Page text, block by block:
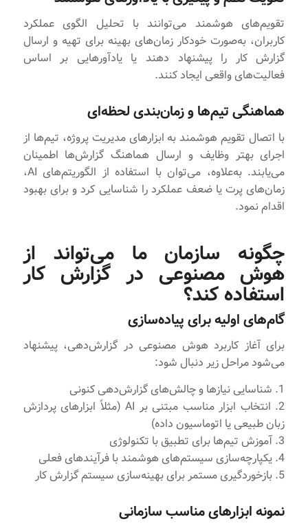
تقویم‌های هوشمند می‌توانند با تحلیل الگوی عملکرد
کاربران، به‌صورت خودکار زمان‌های بهینه برای تهیه و ارسال
گزارش‌ کار را پیشنهاد دهند یا یادآورهایی بر اساس
فعالیت‌های واقعی ایجاد کنند.
هماهنگی تیم‌ها و زمان‌بندی لحظه‌ای
با اتصال تقویم هوشمند به ابزارهای مدیریت پروژه، تیم‌ها از
اجرای بهتر وظایف و ارسال هماهنگ گزارش‌ها اطمینان
می‌یابند. به‌علاوه، می‌توان با استفاده از الگوریتم‌های AI،
زمان‌های پرت یا ضعف عملکرد را شناسایی کرد و برای بهبود
اقدام نمود.
چگونه سازمان ما می‌تواند از
هوش مصنوعی در گزارش‌ کار
استفاده کند؟
گام‌های اولیه برای پیاده‌سازی
برای آغاز کاربرد هوش مصنوعی در گزارش‌دهی، پیشنهاد
می‌شود مراحل زیر دنبال شود:
1. شناسایی نیازها و چالش‌های گزارش‌دهی کنونی
2. انتخاب ابزار مناسب مبتنی بر AI (مثلاً ابزارهای پردازش
زبان طبیعی یا اتوماسیون داده)
3. آموزش تیم‌ها برای تطبیق با تکنولوژی
4. یکپارچه‌سازی سیستم‌های هوشمند با فرآیندهای فعلی
5. بازخوردگیری مستمر برای بهینه‌سازی سیستم گزارش‌ کار
نمونه ابزارهای مناسب سازمانی